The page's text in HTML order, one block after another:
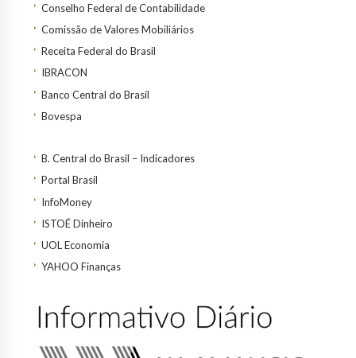
Conselho Federal de Contabilidade
Comissão de Valores Mobiliários
Receita Federal do Brasil
IBRACON
Banco Central do Brasil
Bovespa
B. Central do Brasil – Indicadores
Portal Brasil
InfoMoney
ISTOÉ Dinheiro
UOL Economia
YAHOO Finanças